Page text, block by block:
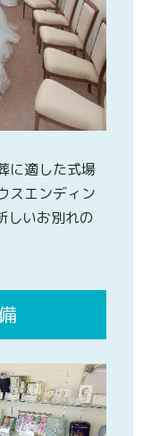
に適した式場
スエンディン
しいお別れの